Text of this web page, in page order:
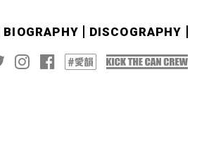
BIOGRAPHY DISCOGRAPHY